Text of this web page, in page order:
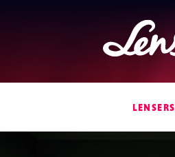
LENSERS